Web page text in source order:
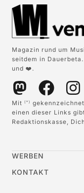
Magazin rund um
seitdem in
und ❤️.
Mit (*)
einen dieser Links
Redaktionskasse,
WERBEN
KONTAKT